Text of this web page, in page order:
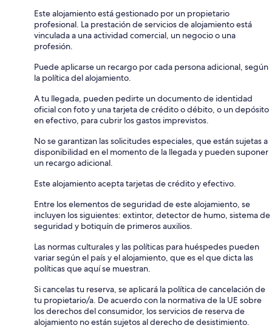
Este alojamiento está gestionado por un propietario
profesional. La prestación de servicios de alojamiento está
vinculada a una actividad comercial, un negocio o una
profesión.
Puede aplicarse un recargo por cada persona adicional, según
la política del alojamiento.
A tu llegada, pueden pedirte un documento de identidad
oficial con foto y una tarjeta de crédito o débito, o un depósito
en efectivo, para cubrir los gastos imprevistos.
No se garantizan las solicitudes especiales, que están sujetas a
disponibilidad en el momento de la llegada y pueden suponer
un recargo adicional.
Este alojamiento acepta tarjetas de crédito y efectivo.
Entre los elementos de seguridad de este alojamiento, se
incluyen los siguientes: extintor, detector de humo, sistema de
seguridad y botiquín de primeros auxilios.
Las normas culturales y las políticas para huéspedes pueden
variar según el país y el alojamiento, que es el que dicta las
políticas que aquí se muestran.
Si cancelas tu reserva, se aplicará la política de cancelación de
tu propietario/a. De acuerdo con la normativa de la UE sobre
los derechos del consumidor, los servicios de reserva de
alojamiento no están sujetos al derecho de desistimiento.